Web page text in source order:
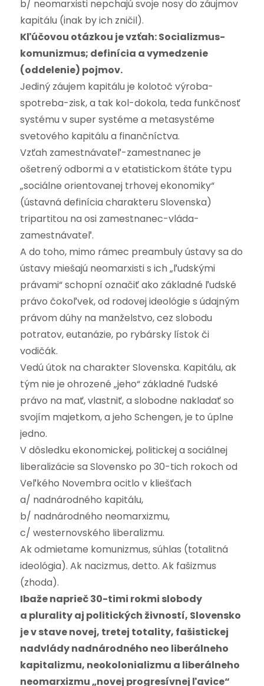
b/ neomarxisti nepchajú svoje nosy do záujmov
kapitálu (inak by ich zničil).
Kľúčovou otázkou je vzťah: Socializmus-
komunizmus; definícia a vymedzenie
(oddelenie) pojmov.
Jediný záujem kapitálu je kolotoč výroba-
spotreba-zisk, a tak kol-dokola, teda funkčnosť
systému v super systéme a metasystéme
svetového kapitálu a finančníctva.
Vzťah zamestnávateľ-zamestnanec je
ošetrený odbormi a v etatistickom štáte typu
„sociálne orientovanej trhovej ekonomiky“
(ústavná definícia charakteru Slovenska)
tripartitou na osi zamestnanec-vláda-
zamestnávateľ.
A do toho, mimo rámec preambuly ústavy sa do
ústavy miešajú neomarxisti s ich „ľudskými
právami“ schopní označiť ako základné ľudské
právo čokoľvek, od rodovej ideológie s údajným
právom dúhy na manželstvo, cez slobodu
potratov, eutanázie, po rybársky lístok či
vodičák.
Vedú útok na charakter Slovenska. Kapitálu, ak
tým nie je ohrozené „jeho“ základné ľudské
právo na mať, vlastniť, a slobodne nakladať so
svojím majetkom, a jeho Schengen, je to úplne
jedno.
V dôsledku ekonomickej, politickej a sociálnej
liberalizácie sa Slovensko po 30-tich rokoch od
Veľkého Novembra ocitlo v kliešťach
a/ nadnárodného kapitálu,
b/ nadnárodného neomarxizmu,
c/ westernovského liberalizmu.
Ak odmietame komunizmus, súhlas (totalitná
ideológia). Ak nacizmus, detto. Ak fašizmus
(zhoda).
Ibaže naprieč 30-timi rokmi slobody
a plurality aj politických živností, Slovensko
je v stave novej, tretej totality, fašistickej
nadvlády nadnárodného neo liberálneho
kapitalizmu, neokolonializmu a liberálneho
neomarxizmu „novej progresívnej ľavice“